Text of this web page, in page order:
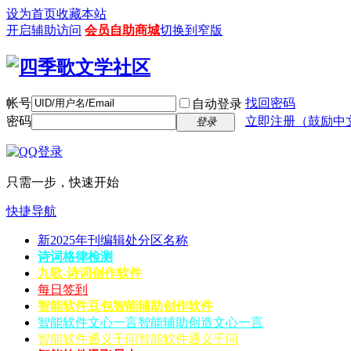
设为首页收藏本站
开启辅助访问 会员自助商城切换到窄版
帐号 自动登录 找回密码
密码
登录 立即注册（鼓励中
只需一步，快速开始
快捷导航
新2025年刊编辑处分区名称
诗词格律检测
九歌-诗词创作软件
每日签到
智能软件豆包智能辅助创作软件
智能软件文心一言智能辅助创造文心一言
智能软件通义千问智能软件通义千问